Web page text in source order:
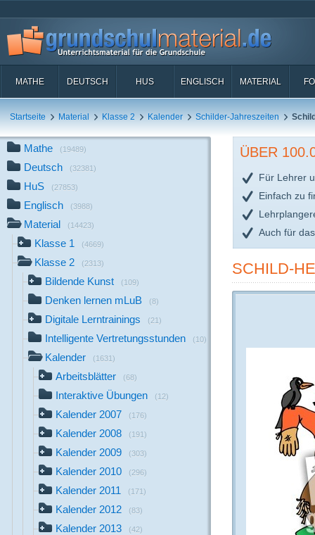
MATHE DEUTSCH HUS ENGLISCH MATERIAL
Startseite Material Klasse 2 Kalender Schilder-Jahreszeiten
Mathe (19489)
Deutsch (32381)
HuS (27853)
Englisch (3988)
Material (14423)
Klasse 1 (4669)
Klasse 2 (2313)
Bildende Kunst (109)
Denken lernen mLuB (8)
Digitale Lerntrainings (21)
Intelligente Vertretungsstunden (10)
Kalender (1631)
Arbeitsblätter (68)
Interaktive Übungen (12)
Kalender 2007 (176)
Kalender 2008 (191)
Kalender 2009 (303)
Kalender 2010 (296)
Kalender 2011 (171)
Kalender 2012 (83)
Kalender 2013 (42)
ÜBER
Für Lehrer
Einfach zu
Auch für
SCHILD-